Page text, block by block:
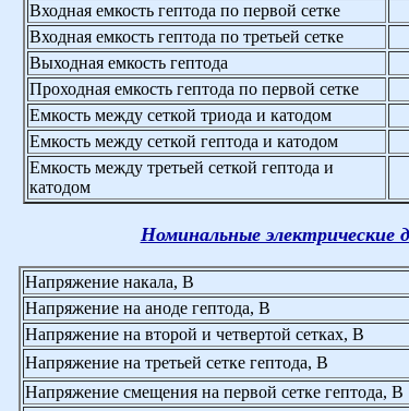
Входная емкость гептода по первой сетке
Входная емкость гептода по третьей сетке
Выходная емкость гептода
Проходная емкость гептода по первой сетке
Емкость между сеткой триода и катодом
Емкость между сеткой гептода и катодом
Емкость между третьей сеткой гептода и
катодом
Номинальные электрические
Напряжение накала, В
Напряжение на аноде гептода, В
Напряжение на второй и четвертой сетках, В
Напряжение на третьей сетке гептода, В
Напряжение смещения на первой сетке гептода, В